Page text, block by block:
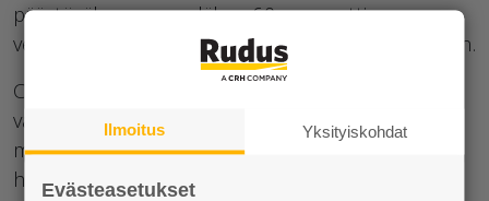
päästövähennys on lähes 60 prosenttia
verrattuna vuonna 2020 valmistettuihin tuotteisiin.
CEVO-pihakivien hintaero perinteisesti
valmistettuihin pihakiviin on samaa luokkaa kuin
muissakin jatkokäsitellyissä, esimerkiksi
hiekkapuhalletuissa tuotteissa.
Ilmoitus Yksityiskohdat
Evästeasetukset